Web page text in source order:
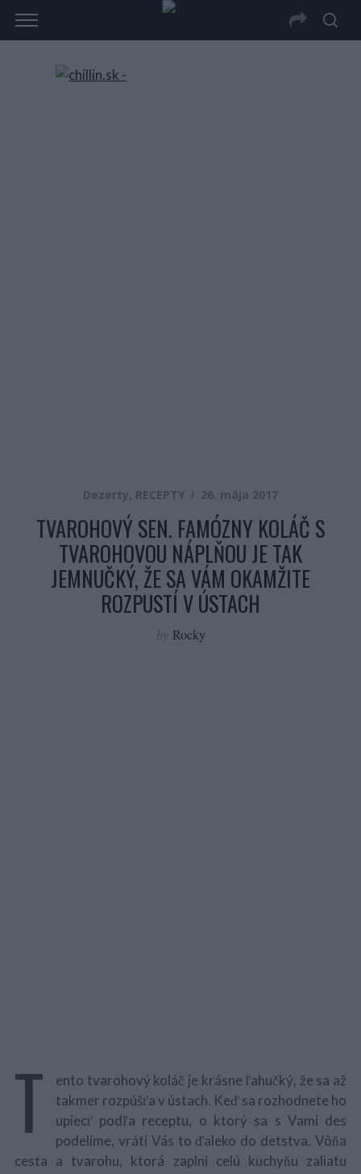
Dezerty, RECEPTY 26. mája 2017
TVAROHOVÝ SEN. FAMÓZNY KOLÁČ S
TVAROHOVOU NÁPLŇOU JE TAK
JEMNUČKÝ, ŽE SA VÁM OKAMŽITE
ROZPUSTÍ V ÚSTACH
by Rocky
T
ento tvarohový koláč je krásne ľahučký, že sa až
takmer rozpúšťa v ústach. Keď sa rozhodnete ho
upiecť podľa receptu, o ktorý sa s Vami des
podelíme, vráti Vás to ďaleko do detstva. Vôňa
cesta a tvarohu, ktorá zaplní celú kuchyňu zaliatu